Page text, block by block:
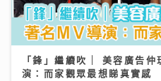
「鋒」繼續吹 | 美容廣告仲
演：而家觀眾最想睇真實感